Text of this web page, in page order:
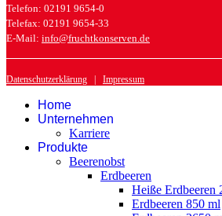
Telefon: 02191 9654-0
Telefax: 02191 9654-33
E-Mail: info@fruchtkonserven.de
Datenschutzerklärung | Impressum
Home
Unternehmen
Karriere
Produkte
Beerenobst
Erdbeeren
Heiße Erdbeeren
Erdbeeren 850 ml